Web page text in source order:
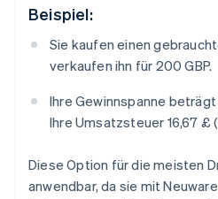
Beispiel:
Sie kaufen einen
verkaufen ihn für 200 GBP.
Ihre Gewinnspanne
Ihre Umsatzsteuer 16,67 £
Diese Option für die meisten
anwendbar, da sie mit